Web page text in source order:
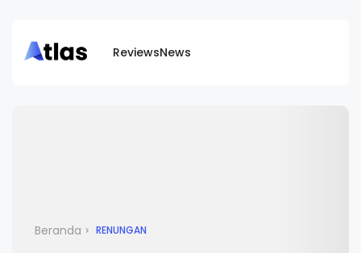
ReviewsNews
Beranda RENUNGAN